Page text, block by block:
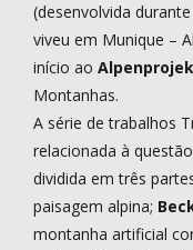
(desenvolvida
viveu em Munique –
início ao
Montanhas.
A série de trabalhos
relacionada à
dividida em três
paisagem alpina;
montanha artificial